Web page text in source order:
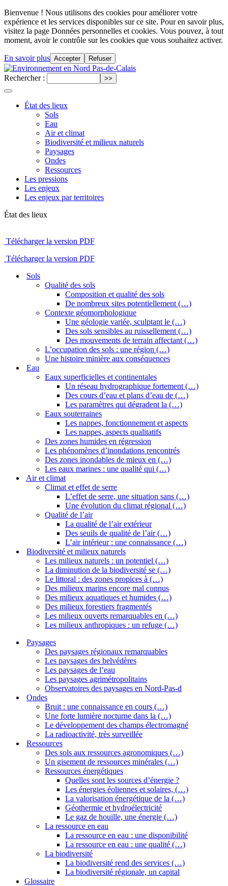
Bienvenue ! Nous utilisons des cookies pour améliorer votre
expérience et les services disponibles sur ce site. Pour en savoir plus,
visitez la page Données personnelles et cookies. Vous pouvez, à tout
moment, avoir le contrôle sur les cookies que vous souhaitez activer.
En savoir plus Accepter Refuser
Rechercher :
État des lieux
Sols
Eau
Air et climat
Biodiversité et milieux naturels
Paysages
Ondes
Ressources
Les pressions
Les enjeux
Les enjeux par territoires
État des lieux
Télécharger la version PDF
Télécharger la version PDF
Sols
Qualité des sols
Composition et qualité des sols
De nombreux sites potentiellement (…)
Contexte géomorphologique
Une géologie variée, sculptant le (…)
Des sols sensibles au ruissellement (…)
Des mouvements de terrain affectant (…)
L’occupation des sols : une région (…)
Une histoire minière aux conséquences
Eau
Eaux superficielles et continentales
Un réseau hydrographique fortement (…)
Des cours d’eau et plans d’eau de (…)
Les paramètres qui dégradent la (…)
Eaux souterraines
Les nappes, fonctionnement et aspects
Les nappes, aspects qualitatifs
Des zones humides en régression
Les phénomènes d’inondations rencontrés
Des zones inondables de mieux en (…)
Les eaux marines : une qualité qui (…)
Air et climat
Climat et effet de serre
L’effet de serre, une situation sans (…)
Une évolution du climat régional (…)
Qualité de l’air
La qualité de l’air extérieur
Des seuils de qualité de l’air (…)
L’air intérieur : une connaissance (…)
Biodiversité et milieux naturels
Les milieux naturels : un potentiel (…)
La diminution de la biodiversité se (…)
Le littoral : des zones propices à (…)
Des milieux marins encore mal connus
Des milieux aquatiques et humides (…)
Des milieux forestiers fragmentés
Les milieux ouverts remarquables en (…)
Les milieux anthropiques : un refuge (…)
Paysages
Des paysages régionaux remarquables
Les paysages des belvédères
Les paysages de l’eau
Les paysages agrimétropolitains
Observatoires des paysages en Nord-Pas-d
Ondes
Bruit : une connaissance en cours (…)
Une forte lumière nocturne dans la (…)
Le développement des champs électromagné
La radioactivité, très surveillée
Ressources
Des sols aux ressources agronomiques (…)
Un gisement de ressources minérales (…)
Ressources énergétiques
Quelles sont les sources d’énergie ?
Les énergies éoliennes et solaires, (…)
La valorisation énergétique de la (…)
Géothermie et hydroélectricité
Le gaz de houille, une énergie (…)
La ressource en eau
La ressource en eau : une disponibilité
La ressource en eau : une qualité (…)
La biodiversité
La biodiversité rend des services (…)
La biodiversité régionale, un capital
Glossaire